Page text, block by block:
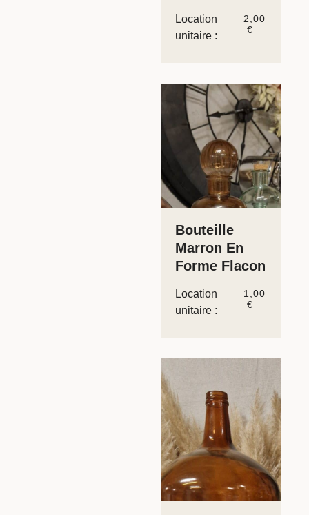
Location
unitaire :
2,00
€
Bouteille
Marron En
Forme Flacon
Location
unitaire :
1,00
€